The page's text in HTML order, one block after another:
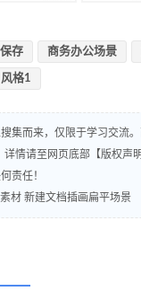
保存 商务办公场景
风格1
集而来，仅限于学习交流
详情请至网页底部【版权声
责任！
材 新建文档插画扁平场景